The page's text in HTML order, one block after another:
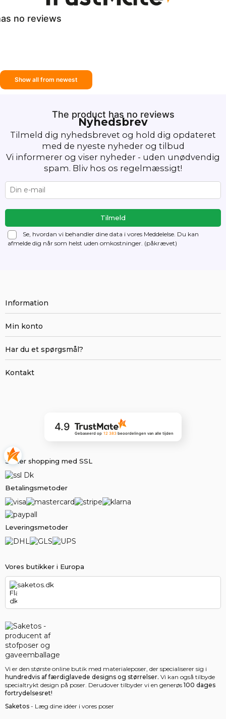
no reviews
Show all from newest
The product has no reviews
Nyhedsbrev
Tilmeld dig nyhedsbrevet og hold dig opdateret
med de nyeste nyheder og tilbud
Vi informerer og viser nyheder - uden unødvendig
spam. Bliv hos os regelmæssigt!
Se, hvordan vi behandler dine data i vores Meddelelse. Du kan
afmelde dig når som helst uden omkostninger. (påkrævet)
Vi er den største online butik med materialeposer, der specialiserer sig i
hundredvis af færdiglavede designs og størrelser. Vi kan også tilbyde
specialtrykt design på poser. Derudover tilbyder vi en generøs 100 dages
fortrydelsesret!
Saketos - Læg dine idéer i vores poser
Vores butikker i Europa
saketos.dk
Information
Min konto
Har du et spørgsmål?
Kontakt
4.9
Gebaseerd op 12 383 beoordelingenvan alle tijden
Sikker shopping med SSL
Betalingsmetoder
Leveringsmetoder